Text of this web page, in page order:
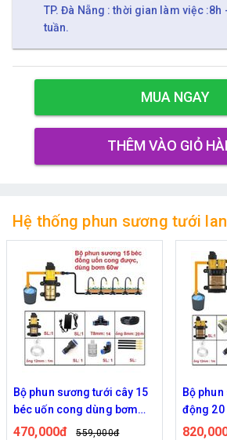
TP. Đà Nẵng : thời gian làm việc
tuần.
MUA NGAY
THÊM VÀO GIỎ
Hệ thống phun sương tưới lan
Bộ phun sương tưới cây 15
béc uốn cong dùng bơm
60w
470,000đ 559,000đ
Bộ
động 20
đôi 96w